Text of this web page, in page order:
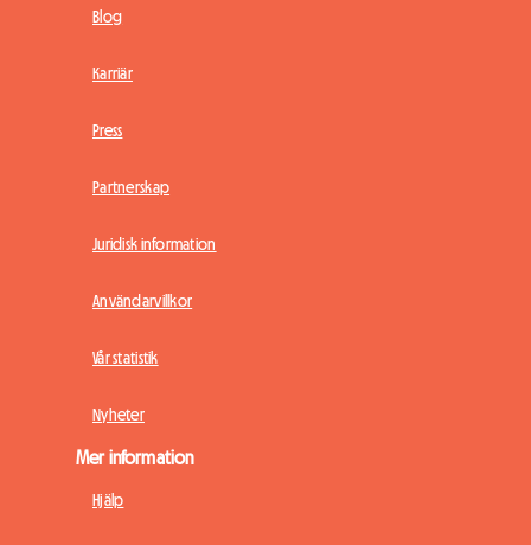
Blog
Karriär
Press
Partnerskap
Juridisk information
Användarvillkor
Vår statistik
Nyheter
Mer information
Hjälp